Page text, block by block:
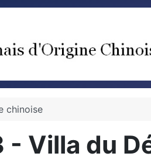
chinoise
- Villa du